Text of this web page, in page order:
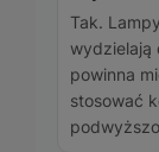
Tak.
wydzielają
powinna
stosować